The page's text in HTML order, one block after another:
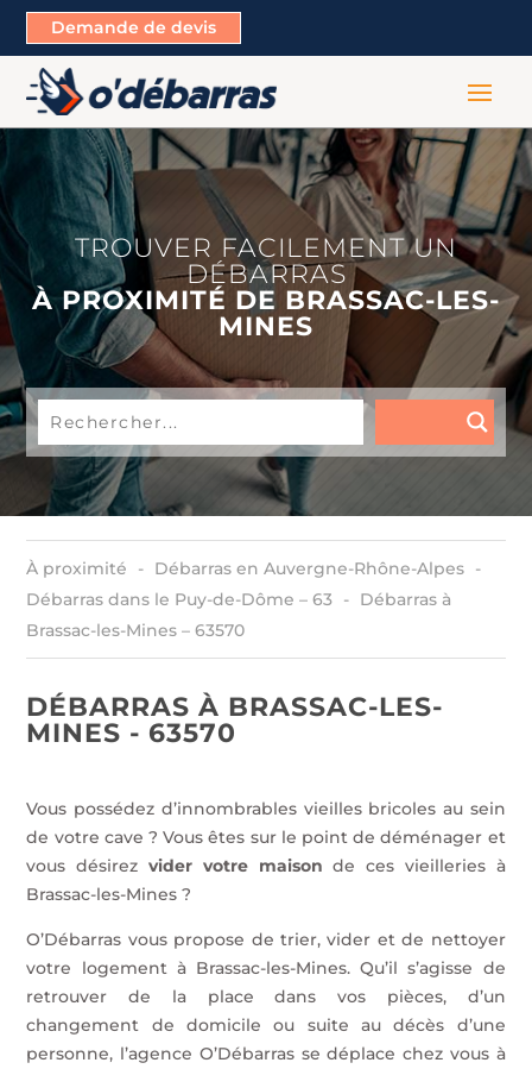
Demande de devis
TROUVER FACILEMENT UN
DÉBARRAS
À PROXIMITÉ DE BRASSAC-LES-
MINES
À proximité
Débarras en Auvergne-Rhône-Alpes
Débarras dans le Puy-de-Dôme – 63
Débarras à
Brassac-les-Mines – 63570
DÉBARRAS À BRASSAC-LES-
MINES - 63570
Vous possédez d’innombrables vieilles bricoles au sein
de votre cave ? Vous êtes sur le point de déménager et
vous désirez vider votre maison de ces vieilleries à
Brassac-les-Mines ?
O’Débarras vous propose de trier, vider et de nettoyer
votre logement à Brassac-les-Mines. Qu’il s’agisse de
retrouver de la place dans vos pièces, d’un
changement de domicile ou suite au décès d’une
personne, l’agence O’Débarras se déplace chez vous à